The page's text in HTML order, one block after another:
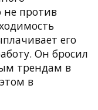
не против
его
Он бросил
трендам в
в